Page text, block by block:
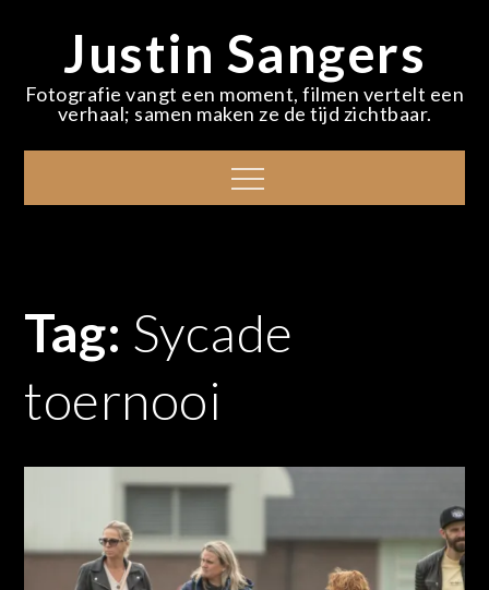
contentJustin Sangers
Fotografie vangt een moment, filmen vertelt een
verhaal; samen maken ze de tijd zichtbaar.
Menu
Tag: Sycade
toernooi